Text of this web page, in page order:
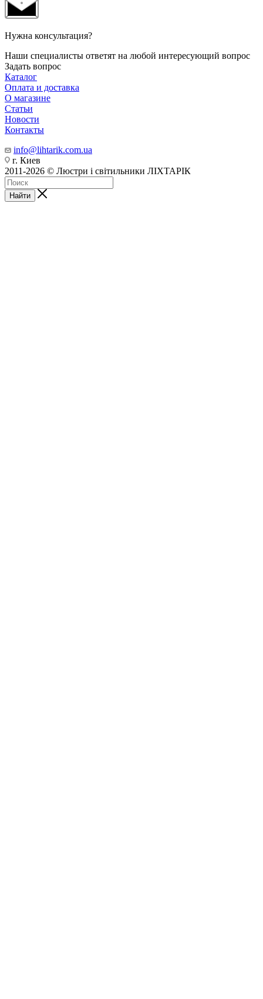
Нужна консультация?
Наши специалисты ответят на любой интересующий вопрос
Задать вопрос
Каталог
Оплата и доставка
О магазине
Статьи
Новости
Контакты
info@lihtarik.com.ua
г. Киев
2011-2026 © Люстри і світильники ЛІХТАРІК
Найти